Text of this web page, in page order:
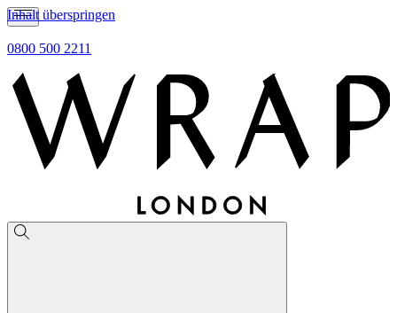
Inhalt überspringen
0800 500 2211